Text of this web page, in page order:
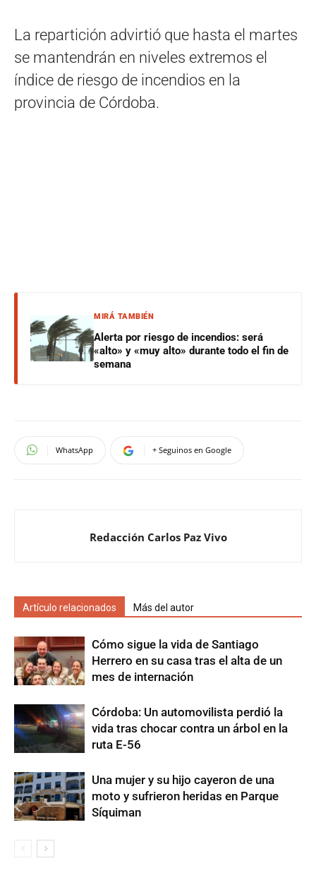
La repartición advirtió que hasta el martes
se mantendrán en niveles extremos el
índice de riesgo de incendios en la
provincia de Córdoba.
MIRÁ TAMBIÉN
Alerta por riesgo de incendios: será
«alto» y «muy alto» durante todo el fin de
semana
WhatsApp + Seguinos en Google
Redacción Carlos Paz Vivo
Artículo relacionados Más del autor
Cómo sigue la vida de Santiago
Herrero en su casa tras el alta de un
mes de internación
Córdoba: Un automovilista perdió la
vida tras chocar contra un árbol en la
ruta E-56
Una mujer y su hijo cayeron de una
moto y sufrieron heridas en Parque
Síquiman